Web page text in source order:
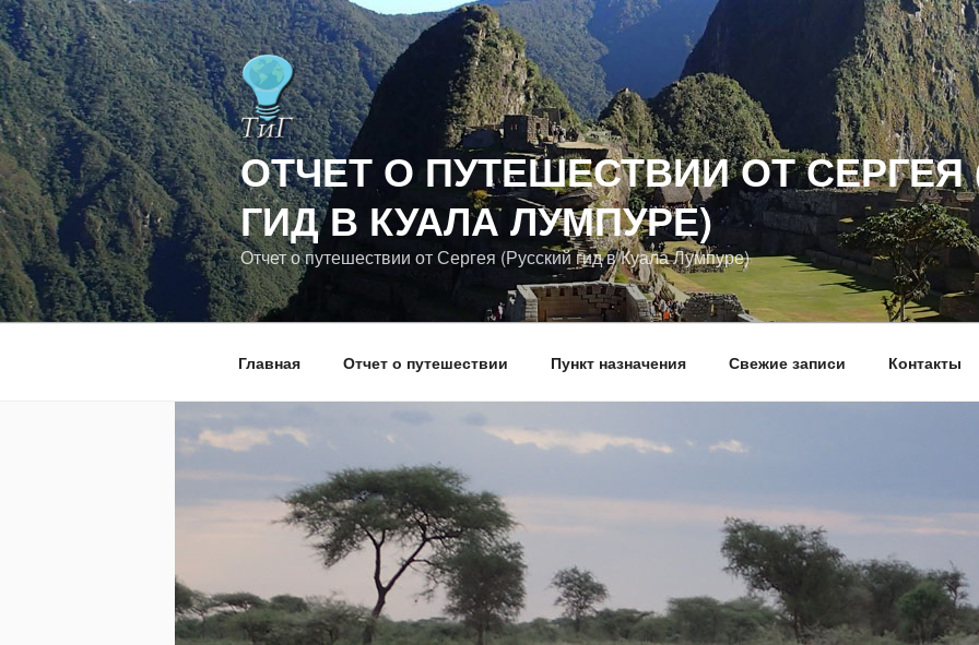
Перейти
к
содержимому
ОТЧЕТ О ПУТЕШЕСТВИИ ОТ СЕРГЕЯ
ГИД В КУАЛА ЛУМПУРЕ)
Отчет о путешествии от Сергея (Русский гид в Куала Лумпуре)
Главная Отчет о путешествии Пункт назначения Свежие записи Контакты